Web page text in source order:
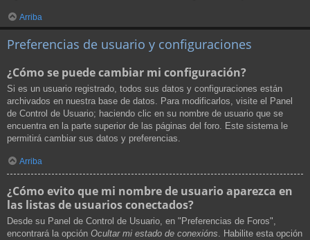
Arriba
Preferencias de usuario y configuraciones
¿Cómo se puede cambiar mi configuración?
Si es un usuario registrado, todos sus datos y configuraciones están
archivados en nuestra base de datos. Para modificarlos, visite el Panel
de Control de Usuario; haciendo clic en su nombre de usuario que se
encuentra en la parte superior de las páginas del foro. Este sistema le
permitirá cambiar sus datos y preferencias.
Arriba
¿Cómo evito que mi nombre de usuario aparezca en
las listas de usuarios conectados?
Desde su Panel de Control de Usuario, en "Preferencias de Foros",
encontrará la opción Ocultar mi estado de conexións. Habilite esta opción